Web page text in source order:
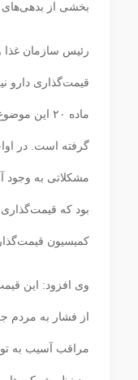
بخشی از بدهی‌های
رئیس سازمان غذا
ماده ۲۰
مشکلاتی به وجود
بود که قیمت‌گذاری
کمیسیون
وی افزود: این
از فشار به مردم
مراقب آسیب به